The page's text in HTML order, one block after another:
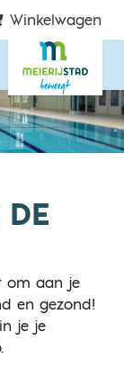
Winkelwagen
om aan je
en gezond!
je je